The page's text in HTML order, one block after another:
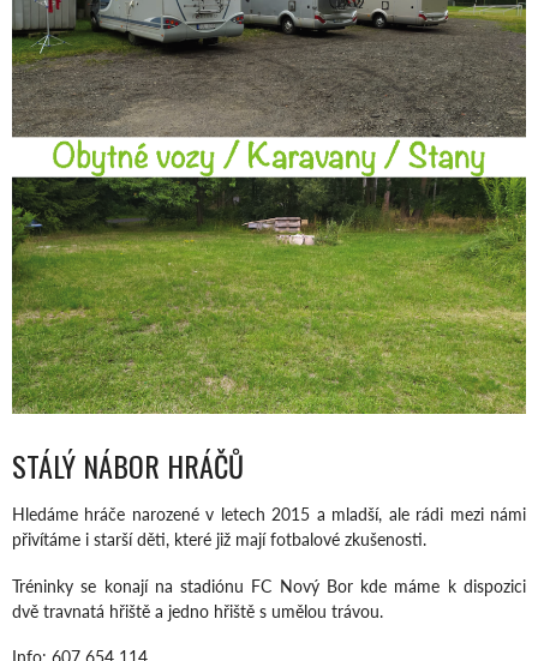
STÁLÝ NÁBOR HRÁČŮ
Hledáme hráče narozené v letech 2015 a mladší, ale rádi mezi námi
přivítáme i starší děti, které již mají fotbalové zkušenosti.
Tréninky se konají na stadiónu FC Nový Bor kde máme k dispozici
dvě travnatá hřiště a jedno hřiště s umělou trávou.